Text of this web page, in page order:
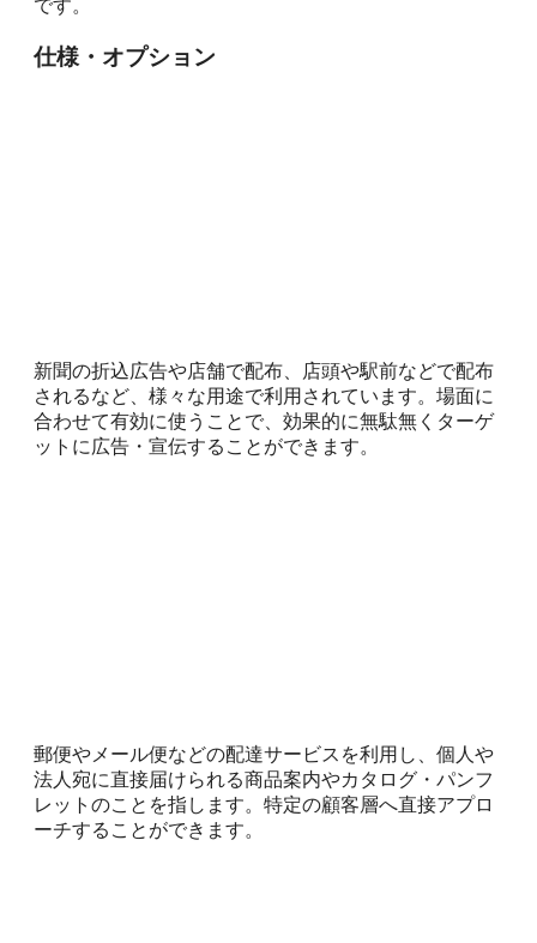
です。
仕様・オプション
新聞の折込広告や店舗で配布、店頭や駅前などで配布
されるなど、様々な用途で利用されています。場面に
合わせて有効に使うことで、効果的に無駄無くターゲ
ットに広告・宣伝することができます。
郵便やメール便などの配達サービスを利用し、個人や
法人宛に直接届けられる商品案内やカタログ・パンフ
レットのことを指します。特定の顧客層へ直接アプロ
ーチすることができます。